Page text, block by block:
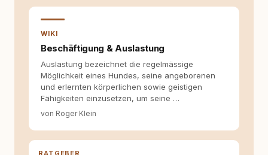
entsteht echte Bindung dort, wo Verständnis
Wissen ersetzt – nicht umgekehrt. Aus dieser
Hundehalter:innen in Deutschland, Österreich
und der Schweiz. Meine Überzeugung:
Tierschutz beginnt mit Wissen. Wer seinen
Hund versteht, trifft bessere Entscheidungen –
für ein Zusammenleben, das beiden guttut.
WIKI
Beschäftigung & Auslastung
Auslastung bezeichnet die regelmässige
Möglichkeit eines Hundes, seine angeborenen
und erlernten körperlichen sowie geistigen
Fähigkeiten einzusetzen, um seine …
von Roger Klein
RATGEBER